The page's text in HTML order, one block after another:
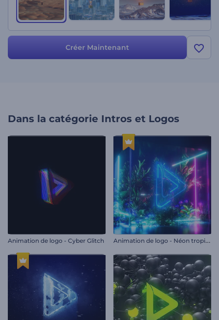
Créer Maintenant
Dans la catégorie Intros et Logos
Animation de logo - Cyber Glitch A
nimation de logo - Néon tropical